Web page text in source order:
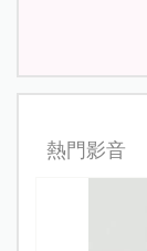
熱門影音